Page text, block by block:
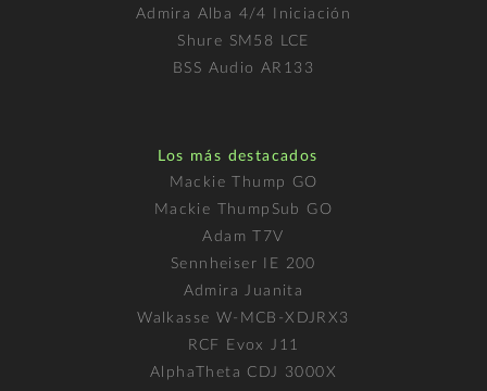
Admira Alba 4/4 Iniciación
Shure SM58 LCE
BSS Audio AR133
Los más destacados
Mackie Thump GO
Mackie ThumpSub GO
Adam T7V
Sennheiser IE 200
Admira Juanita
Walkasse W-MCB-XDJRX3
RCF Evox J11
AlphaTheta CDJ 3000X